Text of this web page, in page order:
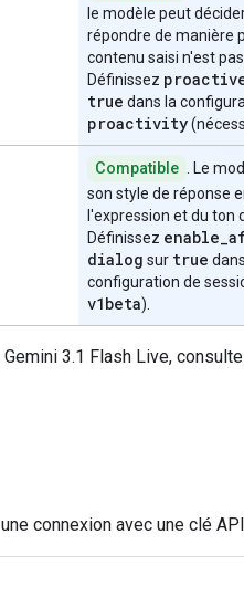
le modèle peut
répondre de manière
contenu saisi n'est
Définissez
true dans la
proactivity
Compatible
. Le
son style de réponse
l'expression et du ton
Définissez enable_
dialog sur true
configuration de
v1beta).
3.1 Flash Live,
connexion avec une clé